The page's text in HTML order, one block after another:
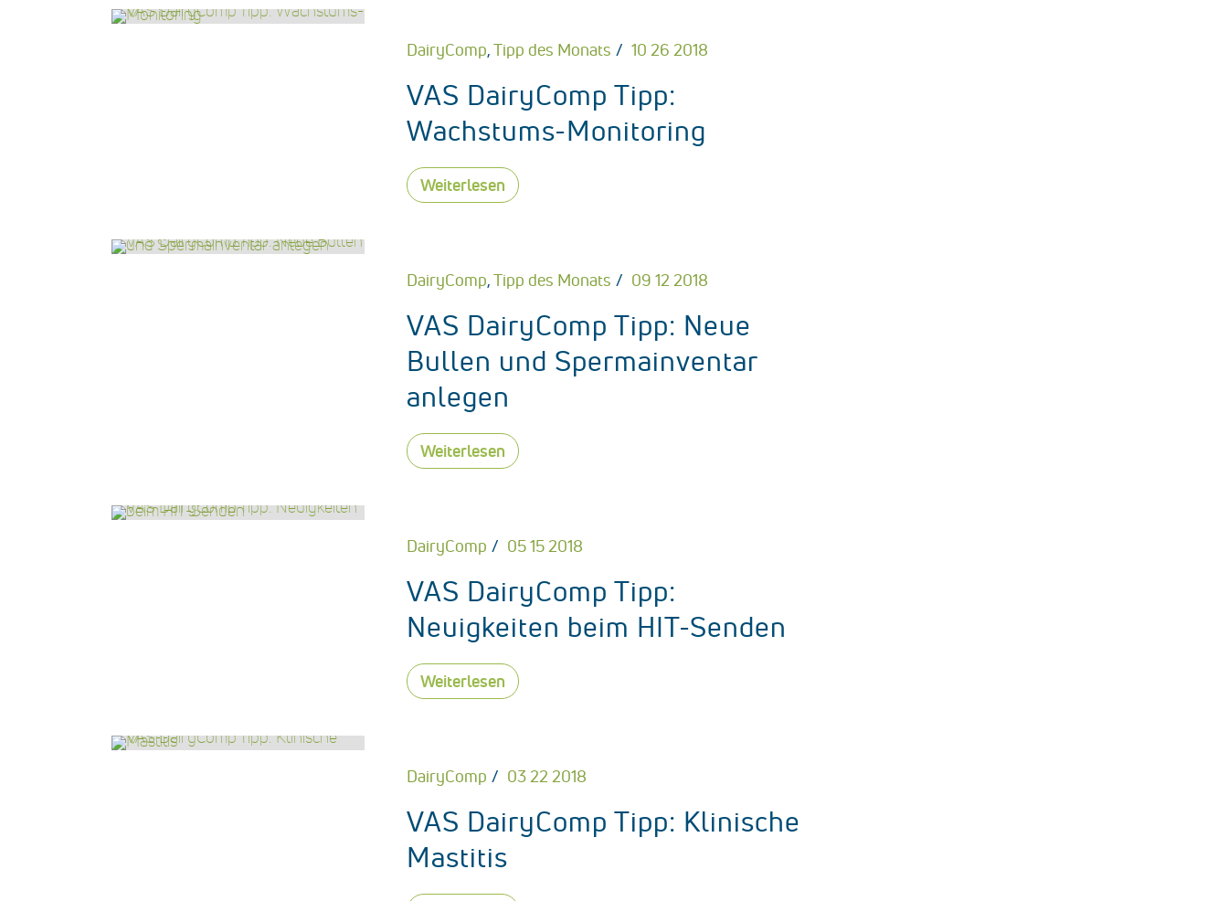
DairyComp,Tipp des Monats 10 26 2018
VAS DairyComp Tipp:
Wachstums-Monitoring
Weiterlesen
DairyComp,Tipp des Monats 09 12 2018
VAS DairyComp Tipp: Neue
Bullen und Spermainventar
anlegen
Weiterlesen
DairyComp 05 15 2018
VAS DairyComp Tipp:
Neuigkeiten beim HIT-Senden
Weiterlesen
DairyComp 03 22 2018
VAS DairyComp Tipp: Klinische
Mastitis